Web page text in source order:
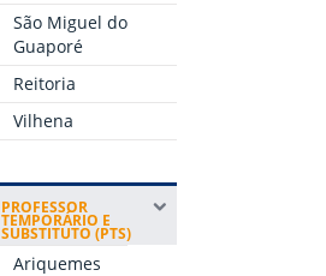
São Miguel do
Guaporé
Reitoria
Vilhena
PROFESSOR
TEMPORÁRIO E
SUBSTITUTO (PTS)
Ariquemes